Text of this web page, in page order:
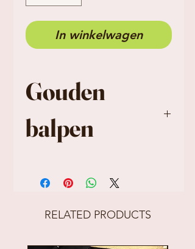
In winkelwagen
Gouden
balpen
gravering: Wil je mijn
getuige zijn?
RELATED PRODUCTS